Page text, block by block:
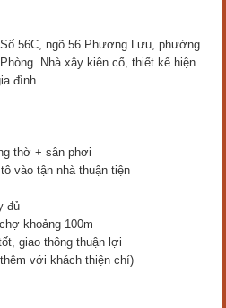
56C, ngõ 56 Phương Lưu, phường
Nhà xây kiên cố, thiết kế hiện
đình.
thờ + sân phơi
vào tận nhà thuận tiện
đủ
khoảng 100m
giao thông thuận lợi
với khách thiện chí)